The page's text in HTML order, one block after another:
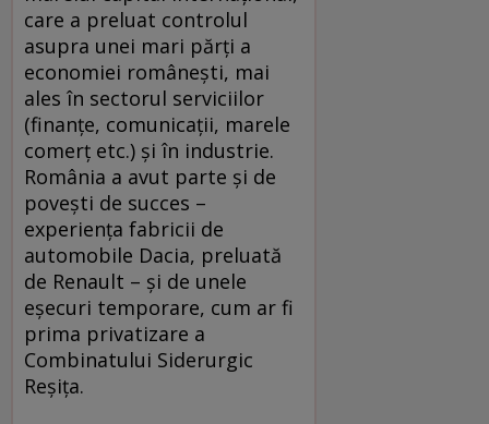
care a preluat controlul
asupra unei mari părţi a
economiei româneşti, mai
ales în sectorul serviciilor
(finanţe, comunicaţii, marele
comerţ etc.) şi în industrie.
România a avut parte şi de
poveşti de succes –
experienţa fabricii de
automobile Dacia, preluată
de Renault – şi de unele
eşecuri temporare, cum ar fi
prima privatizare a
Combinatului Siderurgic
Reşiţa.